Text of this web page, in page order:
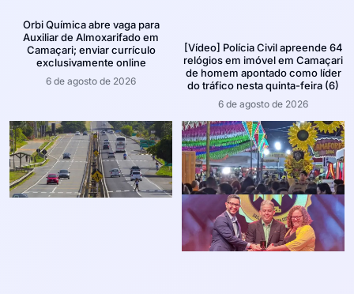
Orbi Química abre vaga para
Auxiliar de Almoxarifado em
Camaçari; enviar currículo
exclusivamente online
6 de agosto de 2026
[Vídeo] Polícia Civil apreende 64
relógios em imóvel em Camaçari
de homem apontado como líder
do tráfico nesta quinta-feira (6)
6 de agosto de 2026